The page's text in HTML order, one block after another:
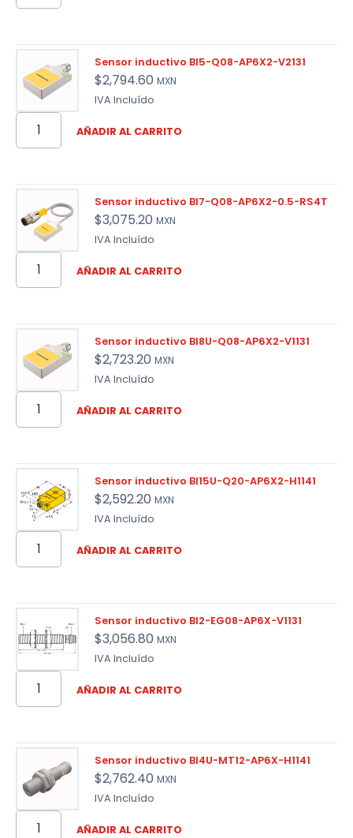
Sensor inductivo BI5-Q08-AP6X2-V2131
$2,794.60 MXN
IVA Incluído
AÑADIR AL CARRITO
Sensor inductivo BI7-Q08-AP6X2-0.5-RS4T
$3,075.20 MXN
IVA Incluído
AÑADIR AL CARRITO
Sensor inductivo BI8U-Q08-AP6X2-V1131
$2,723.20 MXN
IVA Incluído
AÑADIR AL CARRITO
Sensor inductivo BI15U-Q20-AP6X2-H1141
$2,592.20 MXN
IVA Incluído
AÑADIR AL CARRITO
Sensor inductivo BI2-EG08-AP6X-V1131
$3,056.80 MXN
IVA Incluído
AÑADIR AL CARRITO
Sensor inductivo BI4U-MT12-AP6X-H1141
$2,762.40 MXN
IVA Incluído
AÑADIR AL CARRITO